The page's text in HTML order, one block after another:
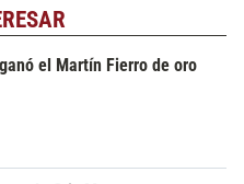
el Martín Fierro de oro